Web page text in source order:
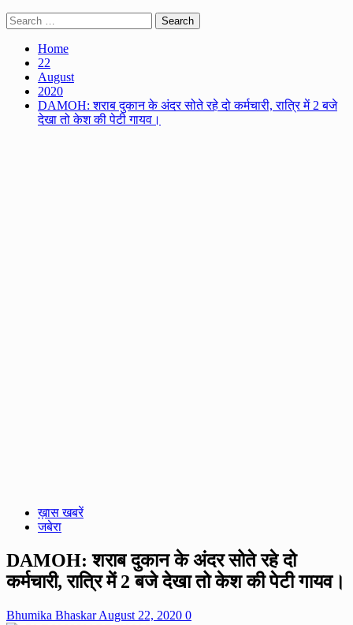
Search
for:
Home
22
August
2020
DAMOH: शराब दुकान के अंदर सोते रहे दो कर्मचारी, रात्रि में 2 बजे
देखा तो केश की पेटी गायव।
ख़ास खबरें
जबेरा
DAMOH: शराब दुकान के अंदर सोते रहे दो
कर्मचारी, रात्रि में 2 बजे देखा तो केश की पेटी गायव।
Bhumika BhaskarAugust 22, 2020 0